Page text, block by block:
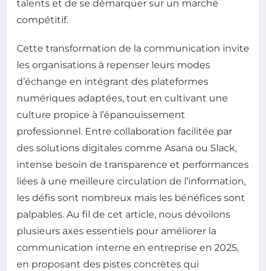
talents et de se démarquer sur un marché
compétitif.
Cette transformation de la communication invite
les organisations à repenser leurs modes
d’échange en intégrant des plateformes
numériques adaptées, tout en cultivant une
culture propice à l’épanouissement
professionnel. Entre collaboration facilitée par
des solutions digitales comme Asana ou Slack,
intense besoin de transparence et performances
liées à une meilleure circulation de l’information,
les défis sont nombreux mais les bénéfices sont
palpables. Au fil de cet article, nous dévoilons
plusieurs axes essentiels pour améliorer la
communication interne en entreprise en 2025,
en proposant des pistes concrètes qui